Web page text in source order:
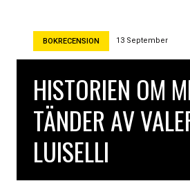
v
e
n
a
a
BOKRECENSION 13 September
HISTORIEN OM
TÄNDER AV
LUISELLI